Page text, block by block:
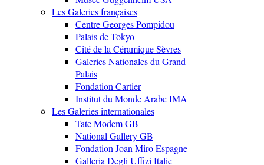
Les Galeries françaises
Centre Georges Pompidou
Palais de Tokyo
Cité de la Céramique Sèvres
Galeries Nationales du Grand
Palais
Fondation Cartier
Institut du Monde Arabe IMA
Les Galeries internationales
Tate Modem GB
National Gallery GB
Fondation Joan Miro Espagne
Galleria Degli Uffizi Italie